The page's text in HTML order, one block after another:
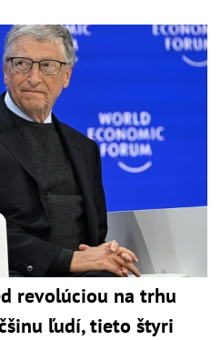
revolúciou na trhu
ľudí, tieto štyri